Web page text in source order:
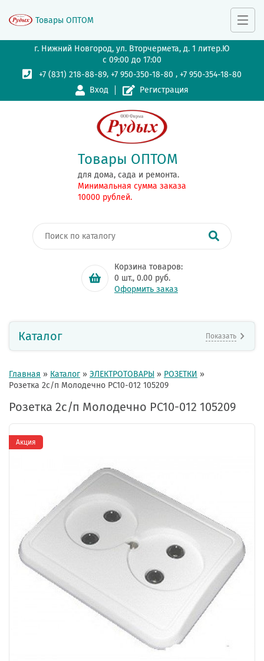
г. Нижний Новгород, ул. Вторчермета, д. 1 литер.Ю
с 09:00 до 17:00
+7 (831) 218-88-89,+7 950-350-18-80 ,+7 950-354-18-80
Вход
Регистрация
Товары ОПТОМ
для дома, сада и ремонта.
Минимальная сумма заказа
10000 рублей.
Корзина товаров:
0 шт., 0.00 руб.
Оформить заказ
Товары ОПТОМ
Каталог Показать
Главная » Каталог » ЭЛЕКТРОТОВАРЫ » РОЗЕТКИ »
Розетка 2с/п Молодечно РС10-012 105209
Розетка 2с/п Молодечно РС10-012 105209
Акция